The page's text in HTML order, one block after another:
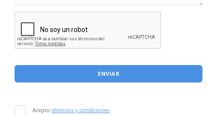
ENVIAR
Acepto términos y condiciones